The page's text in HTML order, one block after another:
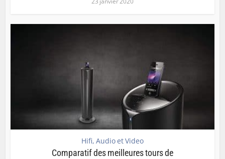
Hifi, Audio et Video
Comparatif des meilleures tours de